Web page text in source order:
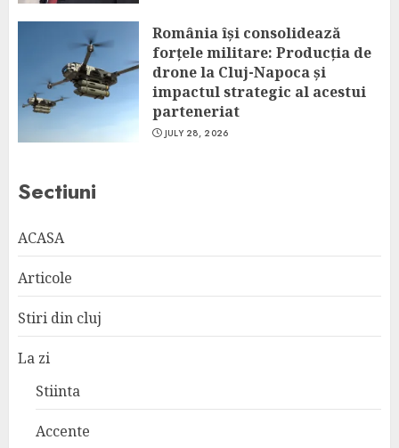
România își consolidează
forțele militare: Producția de
drone la Cluj-Napoca și
impactul strategic al acestui
parteneriat
JULY 28, 2026
Sectiuni
ACASA
Articole
Stiri din cluj
La zi
Stiinta
Accente